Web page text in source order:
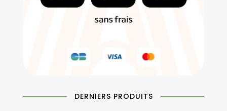
DERNIERS PRODUITS